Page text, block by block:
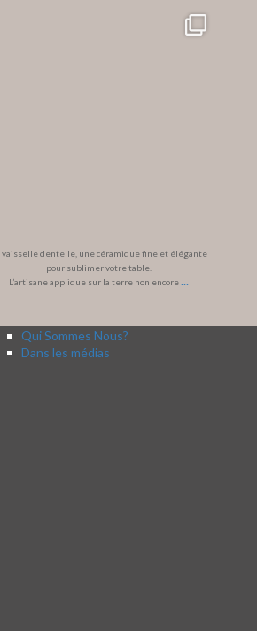
vaisselle dentelle, une céramique fine et élégante
pour sublimer votre table.
L’artisane applique sur la terre non encore...
Qui Sommes Nous?
Dans les médias